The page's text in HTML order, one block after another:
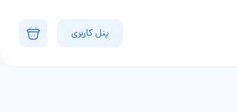
پنل کاربری